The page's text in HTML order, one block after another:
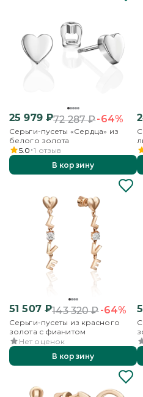
25 979₽72 287₽-64%
Серьги-пусеты «Сердца» из
белого золота
5.0 1 отзыв
В корзину
51 507₽143 320₽-64%
Серьги-пусеты из красного
золота с фианитом
Нет оценок
В корзину